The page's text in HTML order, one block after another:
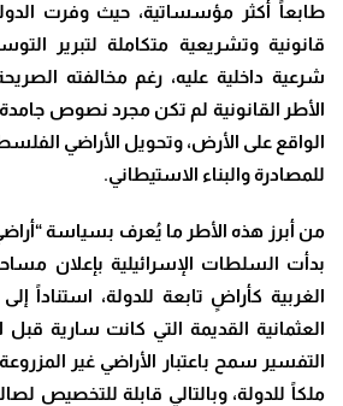
طابعاً أكثر مؤسساتية، حيث وفرت
قانونية وتشريعية متكاملة لتبرير
شرعية داخلية عليه، رغم مخالفته
الأطر القانونية لم تكن مجرد نصوص
الواقع على الأرض، وتحويل الأراضي
للمصادرة والبناء الاستيطاني.
بدأت السلطات الإسرائيلية بإعلان
الغربية كأراضٍ تابعة للدولة، استناداً
العثمانية القديمة التي كانت سارية قبل
التفسير سمح باعتبار الأراضي غير
ملكاً للدولة، وبالتالي قابلة للتخصيص